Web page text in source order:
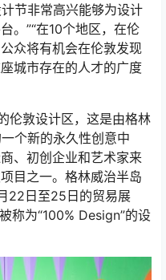
节非常高兴能够为设计
。”“在10个地区，在伦
众将有机会在伦敦发现
城市存在的人才的广度
伦敦设计区，这是由格林
个新的永久性创意中
、初创企业和艺术家来
目之一。格林威治半岛
22日至25日的贸易展
称为“100% Design”的设